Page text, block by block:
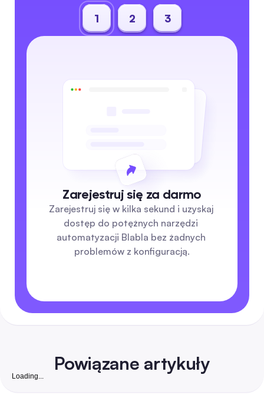
1 2 3
Zarejestruj się za darmo
Zarejestruj się w kilka sekund i uzyskaj
dostęp do potężnych narzędzi
automatyzacji Blabla bez żadnych
problemów z konfiguracją.
Powiązane artykuły
Loading...